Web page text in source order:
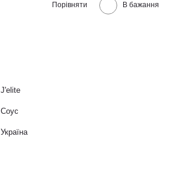
Порівняти В бажання
J'elite
Соус
Україна